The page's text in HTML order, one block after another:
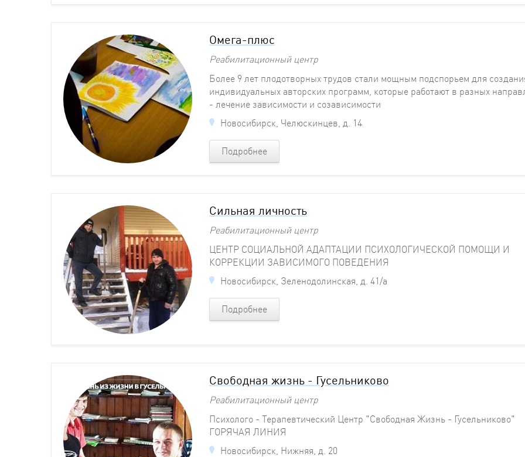
Омега-плюс
Реабилитационный центр
Более 9 лет плодотворных трудов стали мощным подспорьем для
индивидуальных авторских программ, которые работают в разных
- лечение зависимости и созависимости
Новосибирск, Челюскинцев, д. 14
Подробнее
Сильная личность
Реабилитационный центр
ЦЕНТР СОЦИАЛЬНОЙ АДАПТАЦИИ ПСИХОЛОГИЧЕСКОЙ ПОМОЩИ И
КОРРЕКЦИИ ЗАВИСИМОГО ПОВЕДЕНИЯ
Новосибирск, Зеленодолинская, д. 41/а
Подробнее
Свободная жизнь - Гусельниково
Реабилитационный центр
Психолого - Терапевтический Центр "Свободная Жизнь - Гусельниково"
ГОРЯЧАЯ ЛИНИЯ
Новосибирск, Нижняя, д. 20